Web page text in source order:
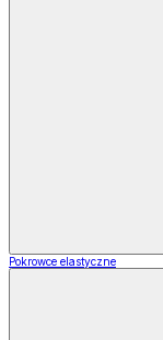
Pokrowce elastyczne